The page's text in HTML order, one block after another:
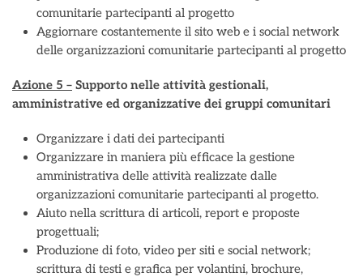
comunitarie partecipanti al progetto
Aggiornare costantemente il sito web e i social network
delle organizzazioni comunitarie partecipanti al progetto
Azione 5 – Supporto nelle attività gestionali,
amministrative ed organizzative dei gruppi comunitari
Organizzare i dati dei partecipanti
Organizzare in maniera più efficace la gestione
amministrativa delle attività realizzate dalle
organizzazioni comunitarie partecipanti al progetto.
Aiuto nella scrittura di articoli, report e proposte
progettuali;
Produzione di foto, video per siti e social network;
scrittura di testi e grafica per volantini, brochure,